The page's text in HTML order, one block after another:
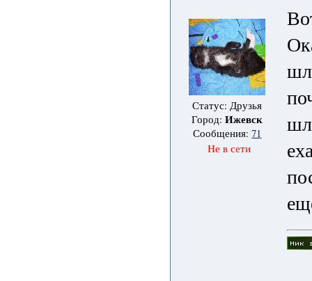
Статус: Друзья
Город:Ижевск
Сообщения:71
Не в сети